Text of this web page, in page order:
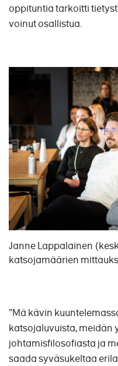
oppituntia tarkoitti
voinut osallistua.
Janne Lappalainen
katsojamäärien
”Mä kävin
katsojaluvuista, meidän
johtamisfilosofiasta ja
saada syväsukeltaa